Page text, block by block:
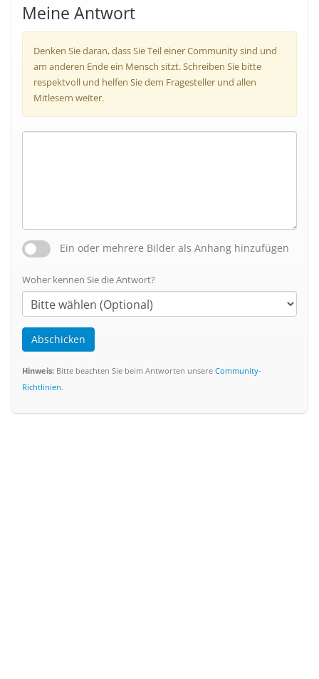
Meine Antwort
Denken Sie daran, dass Sie Teil einer Community sind und
am anderen Ende ein Mensch sitzt. Schreiben Sie bitte
respektvoll und helfen Sie dem Fragesteller und allen
Mitlesern weiter.
Ein oder mehrere Bilder als Anhang hinzufügen
Woher kennen Sie die Antwort?
Abschicken
Hinweis: Bitte beachten Sie beim Antworten unsere Community-
Richtlinien.